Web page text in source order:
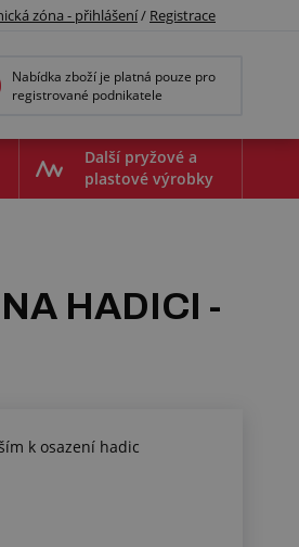
zóna - přihlášení/ Registrace
Nabídka zboží je platná pouze pro
registrované podnikatele
Další pryžové a
plastové výrobky
HADICI -
k osazení hadic